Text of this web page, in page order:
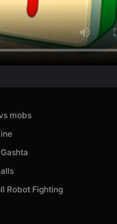
mobs
Robot Fighting